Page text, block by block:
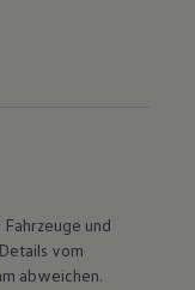
und
vom
abweichen.